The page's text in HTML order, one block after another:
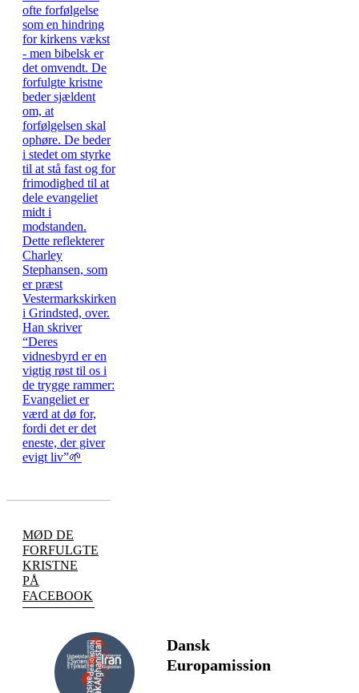
MØD DE
FORFULGTE
KRISTNE
PÅ
FACEBOOK
Dansk
Europamission